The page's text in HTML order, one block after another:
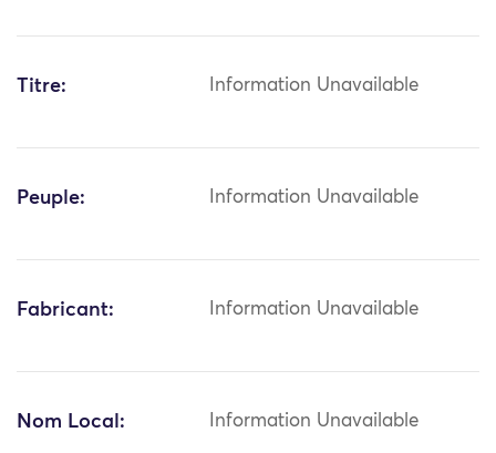
Titre: Information Unavailable
Peuple: Information Unavailable
Fabricant: Information Unavailable
Nom Local: Information Unavailable